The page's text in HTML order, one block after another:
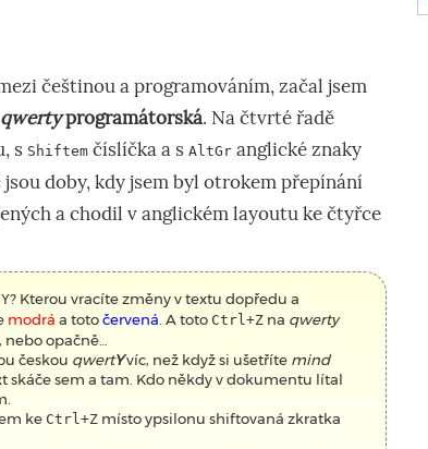
češtinou a programováním, začal jsem
qwertyprogramátorská. Na čtvrté řadě
s Shiftemčíslíčka a s AltGranglické znaky
doby, kdy jsem byl otrokem přepínání
a chodil v anglickém layoutu ke čtyřce
? Kterou vracíte změny v textu dopředu a
modrá a totočervená . A toto Ctrl+Zna qwerty
opačně…
českou qwertYvíc, než když si ušetříte mind
skáče sem a tam. Kdo někdy v dokumentu lítal
ke Ctrl+Zmísto ypsilonu shiftovaná zkratka